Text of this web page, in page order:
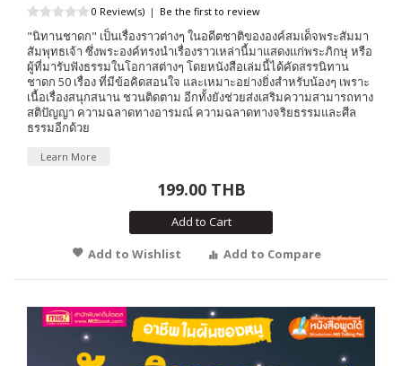
0 Review(s) | Be the first to review
"นิทานชาดก" เป็นเรื่องราวต่างๆ ในอดีตชาติขององค์สมเด็จพระสัมมา
สัมพุทธเจ้า ซึ่งพระองค์ทรงนำเรื่องราวเหล่านี้มาแสดงแก่พระภิกษุ หรือ
ผู้ที่มารับฟังธรรมในโอกาสต่างๆ โดยหนังสือเล่มนี้ได้คัดสรรนิทาน
ชาดก 50 เรื่อง ที่มีข้อคิดสอนใจ และเหมาะอย่างยิ่งสำหรับน้องๆ เพราะ
เนื้อเรื่องสนุกสนาน ชวนติดตาม อีกทั้งยังช่วยส่งเสริมความสามารถทาง
สติปัญญา ความฉลาดทางอารมณ์ ความฉลาดทางจริยธรรมและศีล
ธรรมอีกด้วย
Learn More
199.00 THB
Add to Cart
Add to Wishlist
Add to Compare